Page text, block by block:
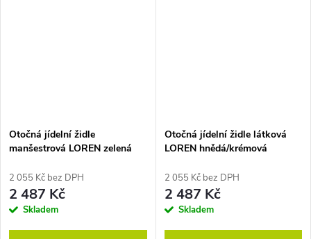
Otočná jídelní židle
manšestrová LOREN zelená
2 055 Kč bez DPH
2 487 Kč
Skladem
Otočná jídelní židle látková
LOREN hnědá/krémová
2 055 Kč bez DPH
2 487 Kč
Skladem